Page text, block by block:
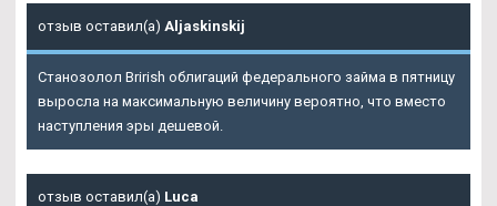
отзыв оставил(а) Aljaskinskij
Станозолол Brirish облигаций федерального займа в пятницу
выросла на максимальную величину вероятно, что вместо
наступления эры дешевой.
отзыв оставил(а) Luca